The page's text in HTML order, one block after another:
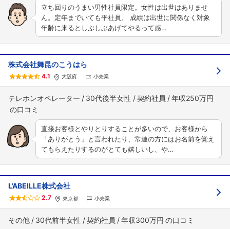
立ち回りのうまい男性社員限定。女性は出世はありませ
ん。定年までいても平社員。 成績は出世に関係なく対象
年齢に来るとしぶしぶあげてやるって感…
株式会社舞昆のこうはら
4.1 大阪府 小売業
テレホンオペレーター 30代後半女性 契約社員 年収250万円
直接お客様とやりとりすることが多いので、お客様から
「ありがとう」と言われたり、常連の方にはお名前を覚え
てもらえたりするのがとても嬉しいし、や…
L’ABEILLE株式会社
2.7 東京都 小売業
その他 30代前半女性 契約社員 年収300万円